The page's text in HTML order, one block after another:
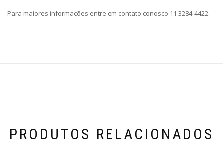
Para maiores informações entre em contato conosco 11 3284-4422.
PRODUTOS RELACIONADOS